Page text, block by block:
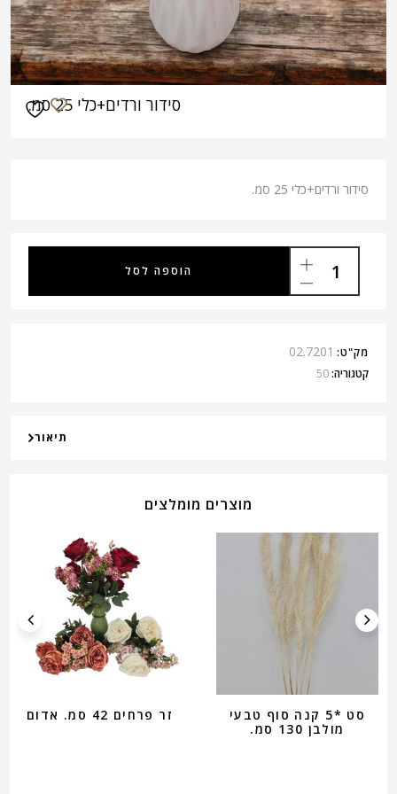
סידור ורדים+כלי 25 סמ.
סידור ורדים+כלי 25 סמ.
הוספה לסל
מק"ט: 02.7201
קטגוריה:50
תיאור
מוצרים מומלצים
סט *5 קנה סוף טבעי
מולבן 130 סמ.
זר פרחים 42 סמ. אדום